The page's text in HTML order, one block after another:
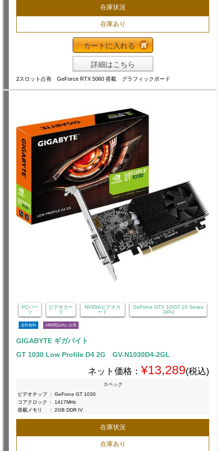
在庫状況
在庫あり
カートに入れる
詳細はこちら
2スロット占有 GeForce RTX 5060 搭載 グラフィックボード
PCパー
ツ
ビデオカー
ド
NVIDIAビデオカ
ード
GeForce GTX 10/GT 10 Series
GPU
送料無料 24時間以内に出荷
GIGABYTE ギガバイト
GT 1030 Low Profile D4 2G GV-N1030D4-2GL
ネット価格： ¥13,289(税込)
スペック
ビデオチップ :
GeForce GT 1030
コアクロック
:
1417MHz
搭載メモリ
: 2GB DDR IV
在庫状況
在庫あり